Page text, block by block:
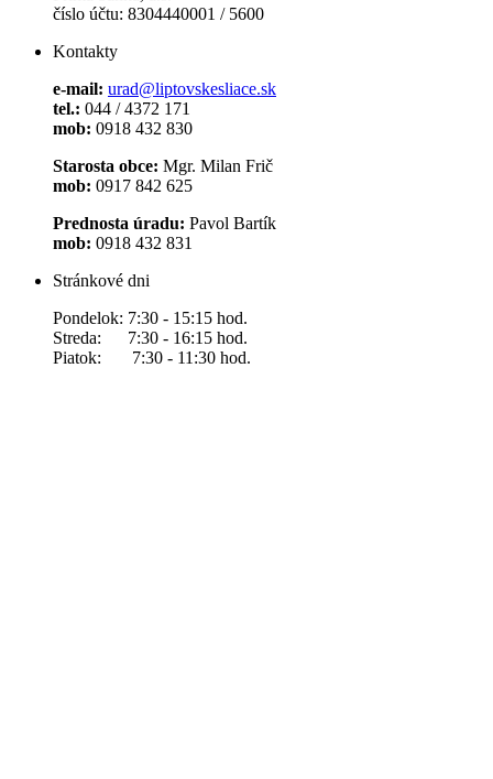
číslo účtu: 8304440001 / 5600
Kontakty
e-mail: urad@liptovskesliace.sk
tel.: 044 / 4372 171
mob: 0918 432 830
Starosta obce: Mgr. Milan Frič
mob: 0917 842 625
Prednosta úradu: Pavol Bartík
mob: 0918 432 831
Stránkové dni
Pondelok: 7:30 - 15:15 hod.
Streda: 7:30 - 16:15 hod.
Piatok: 7:30 - 11:30 hod.